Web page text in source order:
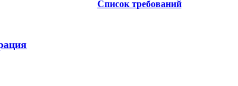
Список требований